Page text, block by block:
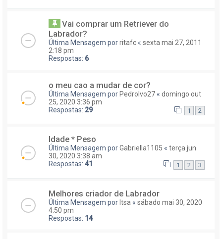
Vai comprar um Retriever do
Labrador?
Última Mensagem porritafc « sexta mai 27, 2011
2:18 pm
Respostas: 6
o meu cao a mudar de cor?
Última Mensagem por PedroIvo27 « domingo out
25, 2020 3:36 pm
Respostas: 29 1 2
Idade * Peso
Última Mensagem porGabriella1105 « terça jun
30, 2020 3:38 am
Respostas: 41 1 2 3
Melhores criador de Labrador
Última Mensagem porItsa « sábado mai 30, 2020
4:50 pm
Respostas: 14